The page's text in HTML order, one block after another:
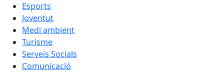
Esports
Joventut
Medi ambient
Turisme
Serveis Socials
Comunicació